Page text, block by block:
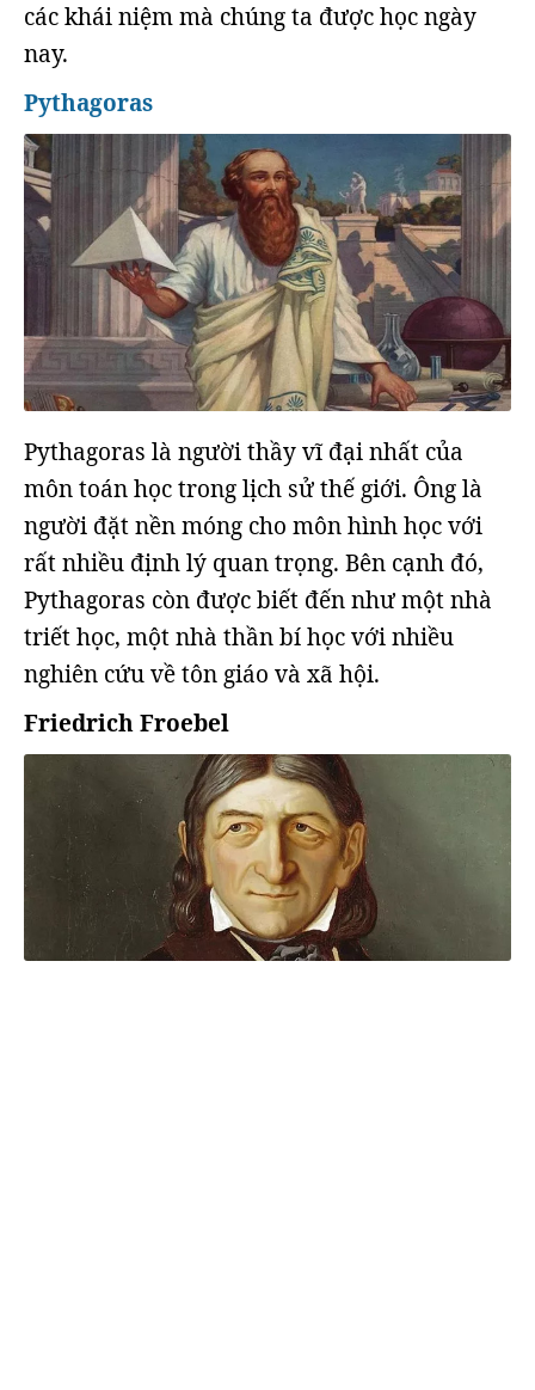
các khái niệm mà chúng ta được học ngày
nay.
Pythagoras
Pythagoras là người thầy vĩ đại nhất của
môn toán học trong lịch sử thế giới. Ông là
người đặt nền móng cho môn hình học với
rất nhiều định lý quan trọng. Bên cạnh đó,
Pythagoras còn được biết đến như một nhà
triết học, một nhà thần bí học với nhiều
nghiên cứu về tôn giáo và xã hội.
Friedrich Froebel